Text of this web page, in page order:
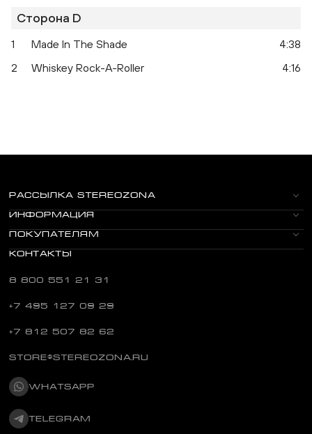
Сторона D
1 Made In The Shade
4:38
2
Whiskey Rock-A-Roller 4:16
РАССЫЛКА STEREOZONA
ИНФОРМАЦИЯ
ПОКУПАТЕЛЯМ
КОНТАКТЫ
8 800 551 21 31
+7 495 127 09 29
+7 812 507 82 62
STORE@STEREOZONA.RU
WHATSAPP
TELEGRAM